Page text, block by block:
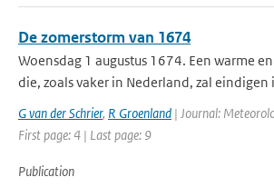
De zomerstorm van 1674
Woensdag 1 augustus 1674. Een warme
die, zoals vaker in Nederland, zal eindigen
G van der Schrier, R Groenland | Journal:
First page: 4 | Last page: 9
Publication